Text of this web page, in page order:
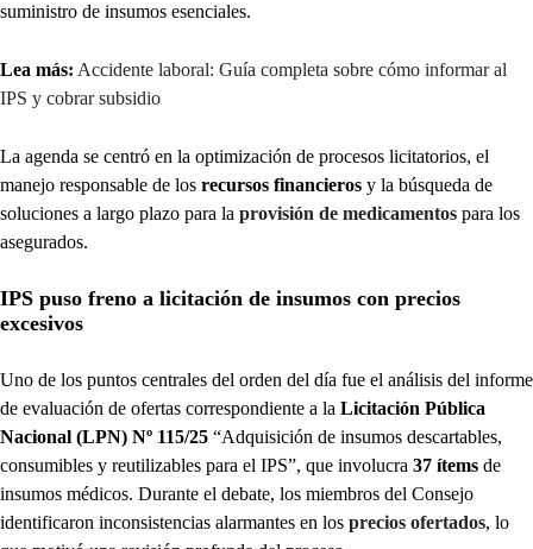
suministro de insumos esenciales.
Lea más: Accidente laboral: Guía completa sobre cómo informar al
IPS y cobrar subsidio
La agenda se centró en la optimización de procesos licitatorios, el
manejo responsable de los recursos financieros y la búsqueda de
soluciones a largo plazo para la provisión de medicamentos para los
asegurados.
IPS puso freno a licitación de insumos con precios
excesivos
Uno de los puntos centrales del orden del día fue el análisis del informe
de evaluación de ofertas correspondiente a la Licitación Pública
Nacional (LPN) Nº 115/25 “Adquisición de insumos descartables,
consumibles y reutilizables para el IPS”, que involucra 37 ítems de
insumos médicos. Durante el debate, los miembros del Consejo
identificaron inconsistencias alarmantes en los precios ofertados, lo